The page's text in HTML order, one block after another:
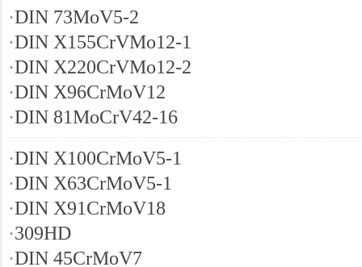
S132
·DIN 73MoV5-2
·DIN X155CrVMo12-1
·DIN X220CrVMo12-2
·DIN X96CrMoV12
·DIN 81MoCrV42-16
·DIN X100CrMoV5-1
·DIN X63CrMoV5-1
·DIN X91CrMoV18
·309HD
·DIN 45CrMoV7